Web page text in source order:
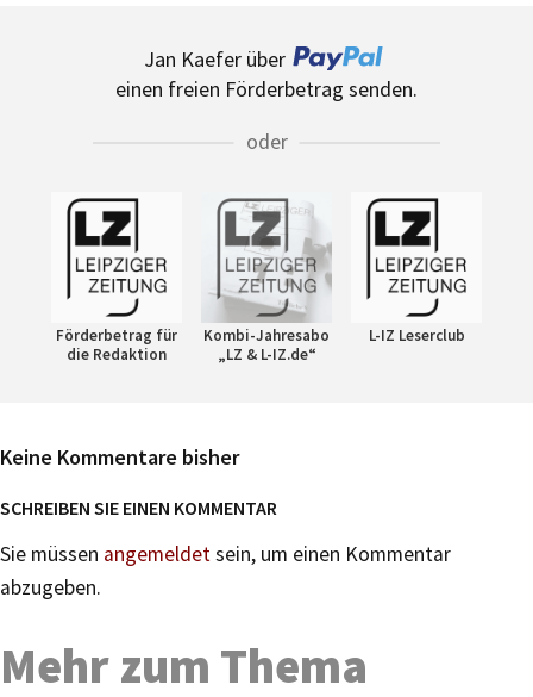
Jan Kaefer über
einen freien Förderbetrag senden.
oder
Förderbetrag für
die Redaktion
Kombi-Jahresabo
„LZ & L-IZ.de“
L-IZ Leserclub
Keine Kommentare bisher
SCHREIBEN SIE EINEN KOMMENTAR
Sie müssen angemeldetsein, um einen Kommentar
abzugeben.
Mehr zum Thema